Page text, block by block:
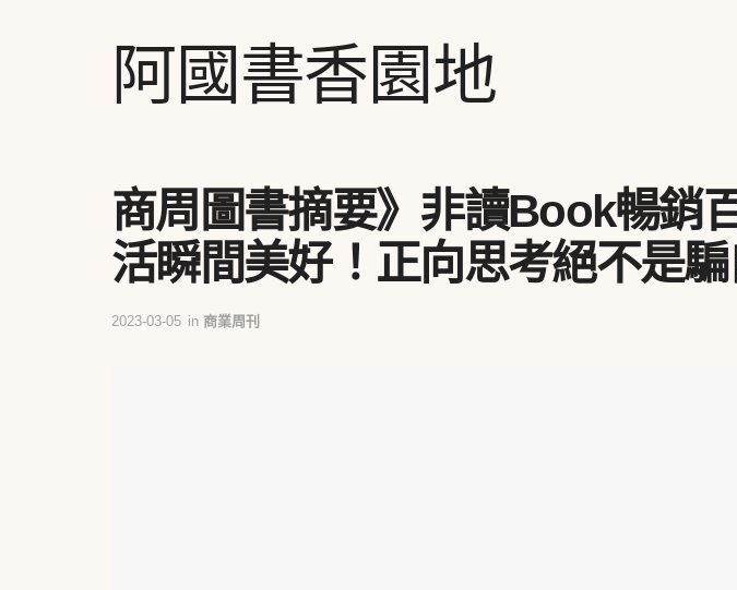
阿國書香園地
商周圖書摘要》非讀Book暢銷
活瞬間美好！正向思考絕不是
2023-03-05 in 商業周刊